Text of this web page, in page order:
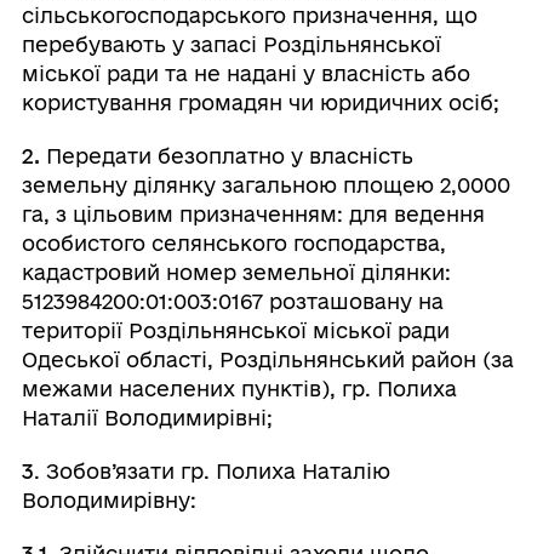
сільськогосподарського призначення, що
перебувають у запасі Роздільнянської
міської ради та не надані у власність або
користування громадян чи юридичних осіб;
2. Передати безоплатно у власність
земельну ділянку загальною площею 2,0000
га, з цільовим призначенням: для ведення
особистого селянського господарства,
кадастровий номер земельної ділянки:
5123984200:01:003:0167 розташовану на
території Роздільнянської міської ради
Одеської області, Роздільнянський район (за
межами населених пунктів), гр. Полиха
Наталії Володимирівні;
3. Зобов’язати гр. Полиха Наталію
Володимирівну: